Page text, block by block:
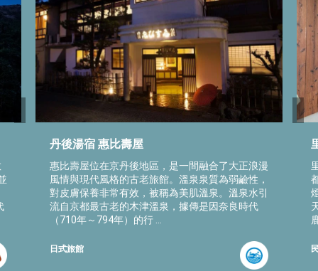
丹後湯宿 惠比壽屋
惠比壽屋位在京丹後地區，是一間融合了大正浪漫
風情與現代風格的古老旅館。溫泉泉質為弱鹼性，
對皮膚保養非常有效，被稱為美肌溫泉。溫泉水引
流自京都最古老的木津溫泉，據傳是因奈良時代
（710年～794年）的行 ...
日式旅館